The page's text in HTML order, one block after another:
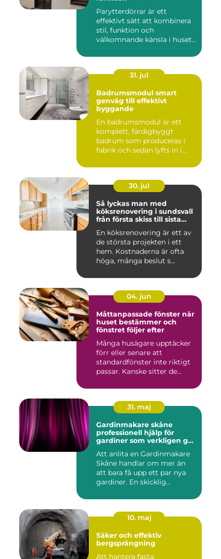
Parytterdörrar är ett
effektivt sätt att kombinera
stil, funktion och
välkomnande känsla i husets
31. jul
Badrumsmodul smart
genväg till effektivt
byggande
En badrumsmodul är ett
komplett, färdigbyggt
badrum som produceras i
fabrik och sedan lyfts in i
30. jul
Så lyckas man med
köksrenovering i sundsvall
från första skiss till sista
En köksrenovering är ett av
de största projekten i ett
hem. Kostnaderna är ofta
höga, många beslut s...
04. jun
Måttanpassade fönster när
huset bestämmer och
fönstret följer efter
Många husägare upptäcker
förr eller senare att
standardfönster inte riktigt
passar. Kanske sitter de...
31. maj
Gardinmakare skåne
professionell hjälp för
gardiner som verkligen gör
Att anlita en Gardinmakare
Skåne handlar om mer än
att bara få upp ett par nya
gardiner. En skicklig...
10. maj
Säker och effektiv
bergsprängning
Att hantera fasta